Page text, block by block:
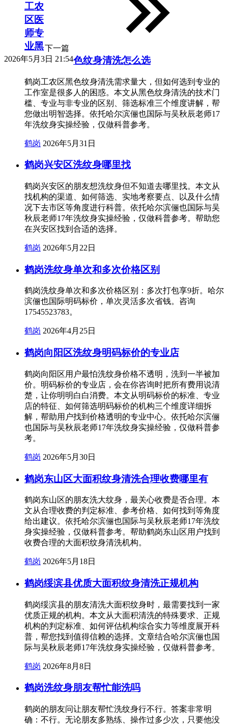
下一篇
2026年5月3日 21:54
工农
区医
师专
业黑
色纹身清洗怎么选
鹤岗工农区黑色纹身清洗需求量大，但如何选到专业的
工作室是很多人的困惑。本文从黑色纹身清洗的技术门
槛、专业与非专业的区别、筛选标准三个维度讲解，帮
您做出明智选择。依托哈尔滨俪也国际与吴秋辰老师17
年洗纹身实操经验，仅做科普参考。
鹤岗 2026年5月31日
鹤岗兴安区洗纹身哪里找
鹤岗兴安区的朋友想洗纹身但不知道去哪里找。本文从
找机构的渠道、如何筛选、实地考察要点、以及什么情
况下去市区等角度进行科普。依托哈尔滨俪也国际与吴
秋辰老师17年洗纹身实操经验，仅做科普参考。帮助您
在兴安区找到合适的选择。
鹤岗 2026年5月22日
鹤岗洗纹身单次和多次价格区别
鹤岗洗纹身单次和多次价格区别：多次打包享9折。哈尔
滨俪也国际明码标价，单次灵活多次省钱。咨询
17545523783。
鹤岗 2026年4月25日
鹤岗向阳区洗纹身明码标价的专业店
鹤岗向阳区用户最怕洗纹身价格不透明，洗到一半被加
价。明码标价的专业店，会在你咨询时把所有费用说清
楚，让你明明白白消费。本文从明码标价的标准、专业
店的特征、如何筛选明码标价的机构三个维度详细拆
解，帮助用户找到价格透明的专业中心。依托哈尔滨俪
也国际与吴秋辰老师17年洗纹身实操经验，仅做科普参
考。
鹤岗 2026年5月30日
鹤岗东山区大面积纹身清洗合理收费哪里有
鹤岗东山区的朋友洗大纹身，最关心收费是否合理。本
文从合理收费的判定标准、参考价格、如何找到等角度
给出建议。依托哈尔滨俪也国际与吴秋辰老师17年洗纹
身实操经验，仅做科普参考。帮助鹤岗东山区用户找到
收费合理的大面积纹身清洗机构。
鹤岗 2026年5月18日
鹤岗绥滨县优质大面积纹身清洗正规机构
鹤岗绥滨县的朋友清洗大面积纹身时，最需要找到一家
优质正规的机构。本文从大面积清洗的特殊要求、正规
机构的判定标准、如何评估机构综合实力等维度展开科
普，帮您找到值得信赖的选择。文章结合哈尔滨俪也国
际与吴秋辰老师17年洗纹身实操经验，仅做科普参考。
鹤岗 2026年8月8日
鹤岗洗纹身朋友帮忙能洗吗
鹤岗的朋友问让朋友帮忙洗纹身行不行。答案非常明
确：不行。无论朋友多熟练、操作过多少次，只要他没